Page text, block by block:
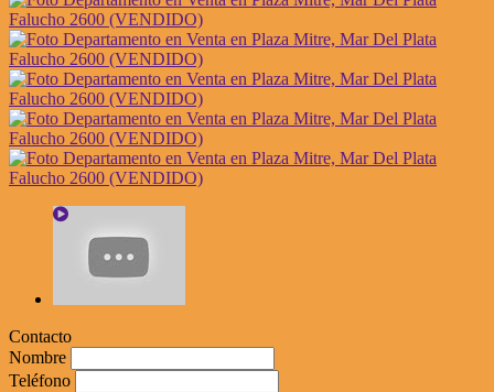
Contacto
Nombre
Teléfono